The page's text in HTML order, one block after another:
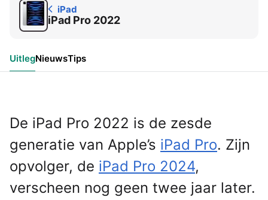
iPad
iPad Pro 2022
UitlegNieuwsTips
De iPad Pro 2022 is de zesde
generatie van Apple’s iPad Pro. Zijn
opvolger, de iPad Pro 2024,
verscheen nog geen twee jaar later.